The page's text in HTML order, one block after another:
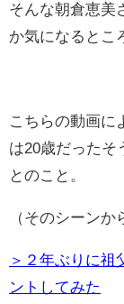
そんな朝倉恵美
か気になるとこ
こちらの動画に
は20歳だったそ
とのこと。
（そのシーンか
＞２年ぶりに祖
ントしてみた